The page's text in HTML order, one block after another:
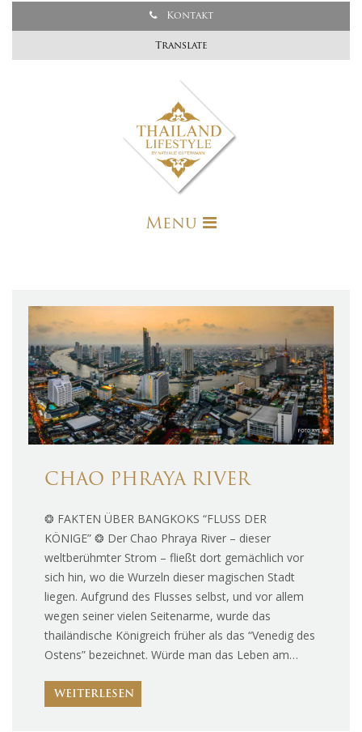
Kontakt
Translate
Menu
CHAO PHRAYA RIVER
❂ FAKTEN ÜBER BANGKOKS “FLUSS DER
KÖNIGE” ❂ Der Chao Phraya River – dieser
weltberühmter Strom – fließt dort gemächlich vor
sich hin, wo die Wurzeln dieser magischen Stadt
liegen. Aufgrund des Flusses selbst, und vor allem
wegen seiner vielen Seitenarme, wurde das
thailändische Königreich früher als das “Venedig des
Ostens” bezeichnet. Würde man das Leben am…
WEITERLESEN